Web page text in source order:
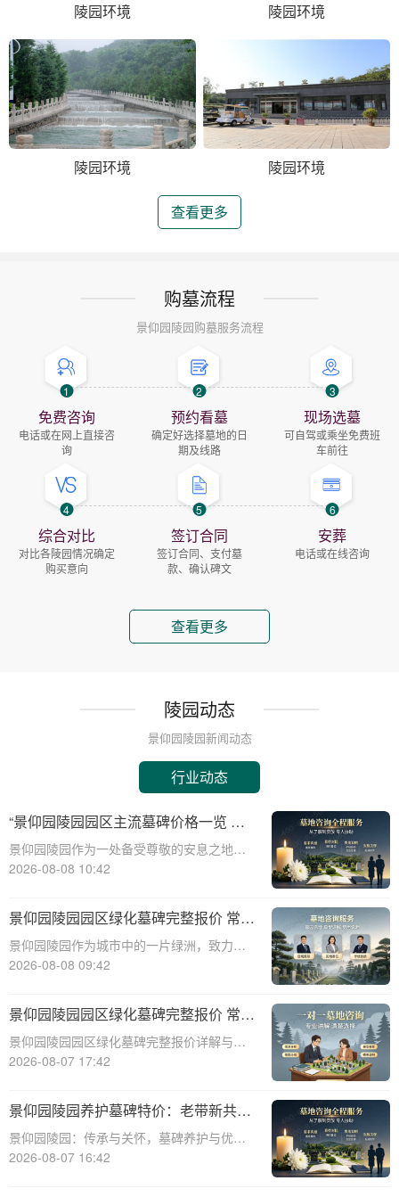
陵园环境 陵园环境
陵园环境 陵园环境
查看更多
购墓流程
景仰园陵园购墓服务流程
1
免费咨询
电话或在网上直接咨
询
2
预约看墓
确定好选择墓地的日
期及线路
3
现场选墓
可自驾或乘坐免费班
车前往
4
综合对比
对比各陵园情况确定
购买意向
5
签订合同
签订合同、支付墓
款、确认碑文
6
安葬
电话或在线咨询
查看更多
陵园动态
景仰园陵园新闻动态
行业动态
“景仰园陵园园区主流墓碑价格一览 常
年保洁养护随单赠送 专属优惠活动解
析”
景仰园陵园作为一处备受尊敬的安息之地，
其提供的墓碑价格和服务一直备受关注。本
格体系，详细介绍其常年保洁养护服务以及
专属优惠活动，为有意选择墓碑的家属提供
专业、详尽
2026-08-08 10:42
景仰园陵园园区绿化墓碑完整报价 常年
养护不收取额外费用详解与专属优惠活
动介绍
景仰园陵园作为城市中的一片绿洲，致力于
提供高质量、环保、可持续的墓碑服务。本
整报价，常年养护政策，以及专属优惠活
动，为寻求墓碑服务的家庭提供有价值的信
息。☎ 景仰
2026-08-08 09:42
景仰园陵园园区绿化墓碑完整报价 常年
养护不收取额外费用详解与优势分析
景仰园陵园园区绿化墓碑完整报价详解与优
势分析☎ 景仰园陵园电话:400-838-5063景
力于为家属提供高质量、个性化的墓碑选择
和园区绿化服务。本文将详细介绍景
2026-08-07 17:42
景仰园陵园养护墓碑特价：老带新共享
优惠，福利大放送！
景仰园陵园：传承与关怀，墓碑养护与优惠
活动深度解析☎ 景仰园陵园电话:400-838-
2026-08-07 16:42